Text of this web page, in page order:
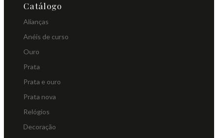
Catálogo
Alianças
Anéis de curso
Ouro
Prata
Prata e ouro
Prata nova
Relógios
Decoração